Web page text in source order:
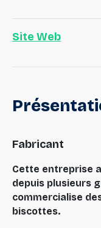
Site Web
Fabricant
Cette entreprise
depuis plusieurs
commercialise
biscottes.